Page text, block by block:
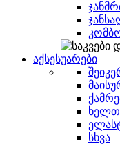
აქსესუარები
სხვა